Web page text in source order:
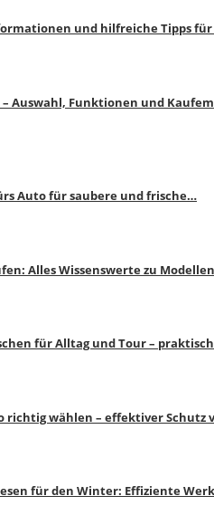
und hilfreiche Tipps
– Auswahl, Funktionen und
Auto für saubere und frische…
Alles Wissenswerte zu
für Alltag und Tour –
richtig wählen – effektiver Schutz
für den Winter: Effiziente